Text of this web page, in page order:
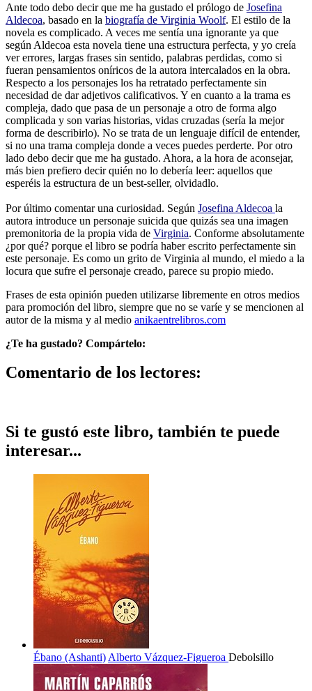
Ante todo debo decir que me ha gustado el prólogo de Josefina
Aldecoa, basado en la biografía de Virginia Woolf. El estilo de la
novela es complicado. A veces me sentía una ignorante ya que
según Aldecoa esta novela tiene una estructura perfecta, y yo creía
ver errores, largas frases sin sentido, palabras perdidas, como si
fueran pensamientos oníricos de la autora intercalados en la obra.
Respecto a los personajes los ha retratado perfectamente sin
necesidad de dar adjetivos calificativos. Y en cuanto a la trama es
compleja, dado que pasa de un personaje a otro de forma algo
complicada y son varias historias, vidas cruzadas (sería la mejor
forma de describirlo). No se trata de un lenguaje difícil de entender,
si no una trama compleja donde a veces puedes perderte. Por otro
lado debo decir que me ha gustado. Ahora, a la hora de aconsejar,
más bien prefiero decir quién no lo debería leer: aquellos que
esperéis la estructura de un best-seller, olvidadlo.
Por último comentar una curiosidad. Según Josefina Aldecoa la
autora introduce un personaje suicida que quizás sea una imagen
premonitoria de la propia vida de Virginia. Conforme absolutamente
¿por qué? porque el libro se podría haber escrito perfectamente sin
este personaje. Es como un grito de Virginia al mundo, el miedo a la
locura que sufre el personaje creado, parece su propio miedo.
Frases de esta opinión pueden utilizarse libremente en otros medios
para promoción del libro, siempre que no se varíe y se mencionen al
autor de la misma y al medio anikaentrelibros.com
¿Te ha gustado? Compártelo:
Comentario de los lectores:
Si te gustó este libro, también te puede
interesar...
Ébano (Ashanti) Alberto Vázquez-Figueroa Debolsillo